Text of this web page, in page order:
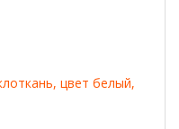
цвет белый,